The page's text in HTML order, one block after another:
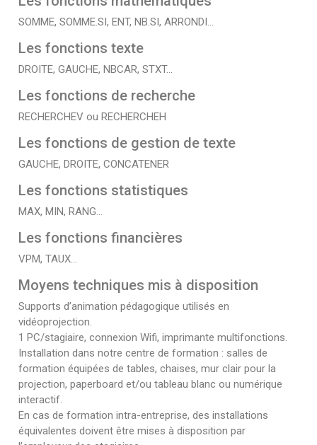
SOMME, SOMME.SI, ENT, NB.SI, ARRONDI…
Les fonctions texte
DROITE, GAUCHE, NBCAR, STXT…
Les fonctions de recherche
RECHERCHEV ou RECHERCHEH
Les fonctions de gestion de texte
GAUCHE, DROITE, CONCATENER
Les fonctions statistiques
MAX, MIN, RANG…
Les fonctions financières
VPM, TAUX…
Moyens techniques mis à disposition
Supports d’animation pédagogique utilisés en
vidéoprojection.
1 PC/stagiaire, connexion Wifi, imprimante multifonctions.
Installation dans notre centre de formation : salles de
formation équipées de tables, chaises, mur clair pour la
projection, paperboard et/ou tableau blanc ou numérique
interactif.
En cas de formation intra-entreprise, des installations
équivalentes doivent être mises à disposition par